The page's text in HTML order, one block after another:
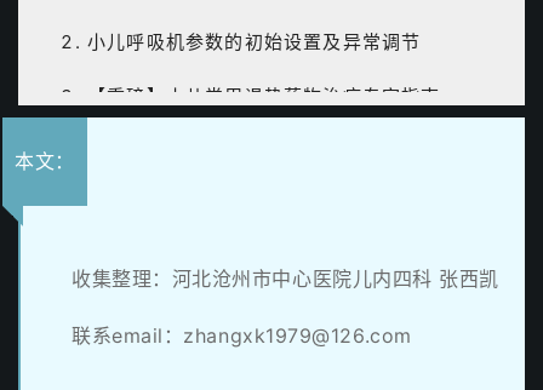
小儿呼吸机参数的初始设置及异常调节
【重磅】小儿常用退热药物治疗专家指南
本文：
收集整理：河北沧州市中心医院儿内四科 张西凯
联系email：zhangxk1979@126.com